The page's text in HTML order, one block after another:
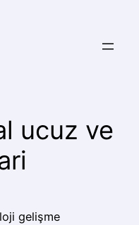
ucuz ve
gelişme